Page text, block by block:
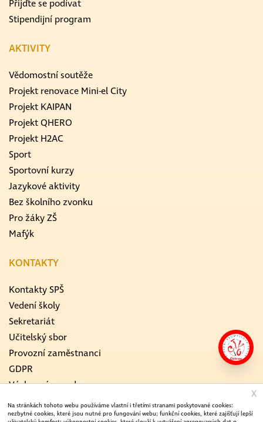
Přijďte se podívat
Stipendijní program
AKTIVITY
Vědomostní soutěže
Projekt renovace Mini-el City
Projekt KAIPAN
Projekt QHERO
Projekt H2AC
Sport
Sportovní kurzy
Jazykové aktivity
Bez školního zvonku
Pro žáky ZŠ
Mafýk
KONTAKTY
Kontakty SPŠ
Vedení školy
Sekretariát
Učitelský sbor
Provozní zaměstnanci
GDPR
Výchovný poradce
Školní metodik prevence
ICT koordinátor
X
Na stránkách tohoto webu používáme vlastní i třetími stranami poskytované cookies:
nezbytné cookies, které jsou nutné pro fungování webu; funkční cookies, které zajišťují lepší